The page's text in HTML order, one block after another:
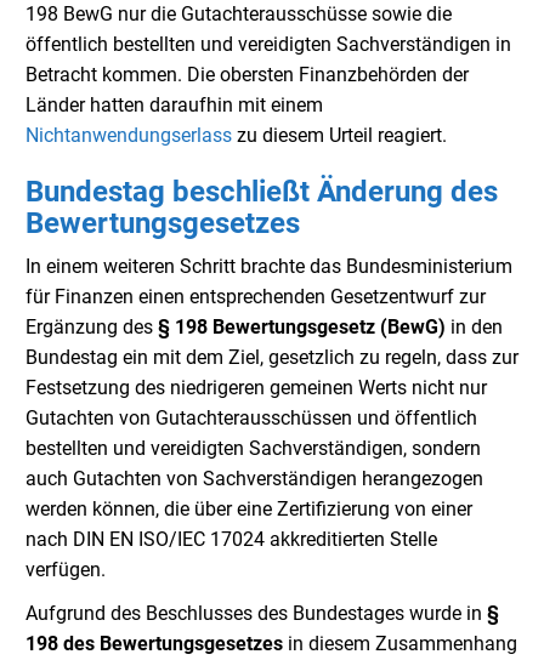
198 BewG nur die Gutachterausschüsse sowie die
öffentlich bestellten und vereidigten Sachverständigen in
Betracht kommen. Die obersten Finanzbehörden der
Länder hatten daraufhin mit einem
Nichtanwendungserlass zu diesem Urteil reagiert.
Bundestag beschließt Änderung des
Bewertungsgesetzes
In einem weiteren Schritt brachte das Bundesministerium
für Finanzen einen entsprechenden Gesetzentwurf zur
Ergänzung des § 198 Bewertungsgesetz (BewG) in den
Bundestag ein mit dem Ziel, gesetzlich zu regeln, dass zur
Festsetzung des niedrigeren gemeinen Werts nicht nur
Gutachten von Gutachterausschüssen und öffentlich
bestellten und vereidigten Sachverständigen, sondern
auch Gutachten von Sachverständigen herangezogen
werden können, die über eine Zertifizierung von einer
nach DIN EN ISO/IEC 17024 akkreditierten Stelle
verfügen.
Aufgrund des Beschlusses des Bundestages wurde in §
198 des Bewertungsgesetzes in diesem Zusammenhang